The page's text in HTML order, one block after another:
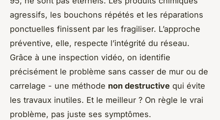
agressifs, les bouchons répétés et les réparations
ponctuelles finissent par les fragiliser. L’approche
préventive, elle, respecte l’intégrité du réseau.
Grâce à une inspection vidéo, on identifie
précisément le problème sans casser de mur ou de
carrelage - une méthode non destructive qui évite
les travaux inutiles. Et le meilleur ? On règle le vrai
problème, pas juste ses symptômes.